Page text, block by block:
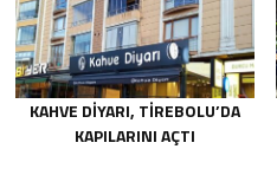
KAHVE DIYARI, TIREBOLU’DA
KAPILARINI AÇTI